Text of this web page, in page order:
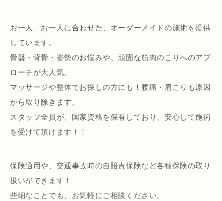
お一人、お一人に合わせた、オーダーメイドの施術を提供
しています。
骨盤・背骨・姿勢のお悩みや、頑固な筋肉のこりへのアプ
ローチが大人気。
マッサージや整体でお探しの方にも！腰痛・肩こりも原因
から取り除きます。
スタッフ全員が、国家資格を保有しており、安心して施術
を受けて頂けます！！
保険適用や、交通事故時の自賠責保険など各種保険の取り
扱いができます！
些細なことでも、お気軽にご相談ください。